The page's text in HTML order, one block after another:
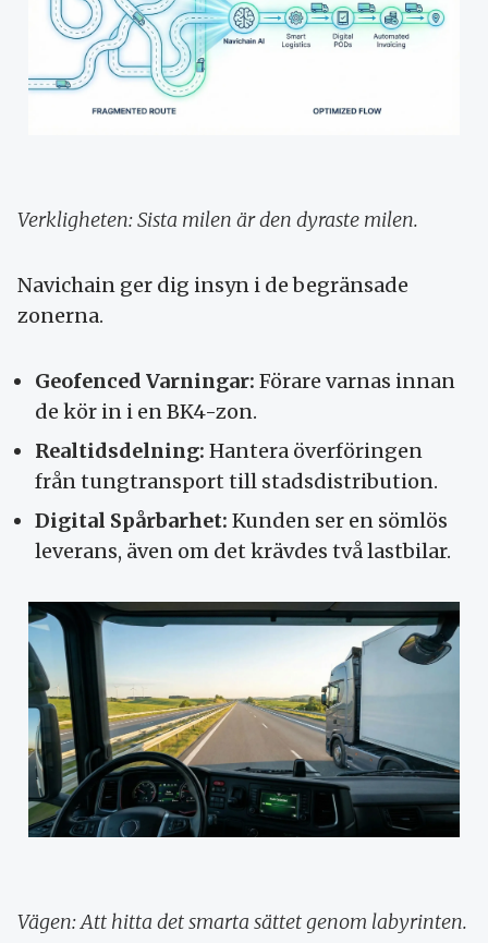
Verkligheten: Sista milen är den dyraste milen.
Navichain ger dig insyn i de begränsade
zonerna.
Geofenced Varningar: Förare varnas innan
de kör in i en BK4-zon.
Realtidsdelning: Hantera överföringen
från tungtransport till stadsdistribution.
Digital Spårbarhet: Kunden ser en sömlös
leverans, även om det krävdes två lastbilar.
Vägen: Att hitta det smarta sättet genom labyrinten.